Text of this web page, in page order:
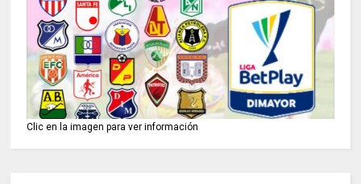
Clic en la imagen para ver información